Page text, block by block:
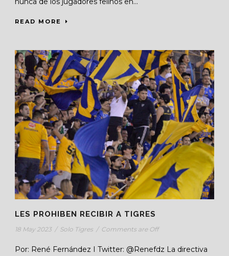
READ MORE
LES PROHIBEN RECIBIR A TIGRES
18 May 2023 / Solo Tigres / Comments are Off
Por: René Fernández I Twitter: @Renefdz La directiva